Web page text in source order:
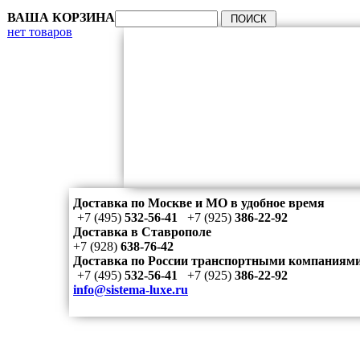
ВАША КОРЗИНА
нет товаров
Доставка по Москве и МО в удобное время
+7 (495) 532-56-41 +7 (925) 386-22-92
Доставка в Ставрополе
+7 (928) 638-76-42
Доставка по России транспортными
+7 (495) 532-56-41 +7 (925) 386-22-92
info@sistema-luxe.ru